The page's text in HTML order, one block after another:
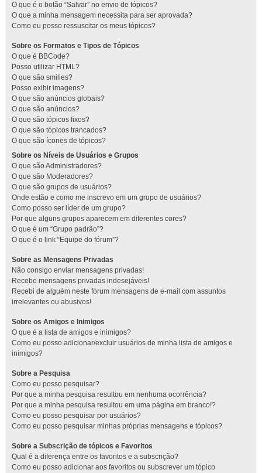
O que é o botão “Salvar” no envio de tópicos?
O que a minha mensagem necessita para ser aprovada?
Como eu posso ressuscitar os meus tópicos?
Sobre os Formatos e Tipos de Tópicos
O que é BBCode?
Posso utilizar HTML?
O que são smilies?
Posso exibir imagens?
O que são anúncios globais?
O que são anúncios?
O que são tópicos fixos?
O que são tópicos trancados?
O que são ícones de tópicos?
Sobre os Níveis de Usuários e Grupos
O que são Administradores?
O que são Moderadores?
O que são grupos de usuários?
Onde estão e como me inscrevo em um grupo de usuários?
Como posso ser líder de um grupo?
Por que alguns grupos aparecem em diferentes cores?
O que é um “Grupo padrão”?
O que é o link “Equipe do fórum”?
Sobre as Mensagens Privadas
Não consigo enviar mensagens privadas!
Recebo mensagens privadas indesejáveis!
Recebi de alguém neste fórum mensagens de e-mail com assuntos
irrelevantes ou abusivos!
Sobre os Amigos e Inimigos
O que é a lista de amigos e inimigos?
Como eu posso adicionar/excluir usuários de minha lista de amigos e
inimigos?
Sobre a Pesquisa
Como eu posso pesquisar?
Por que a minha pesquisa resultou em nenhuma ocorrência?
Por que a minha pesquisa resultou em uma página em branco!?
Como eu posso pesquisar por usuários?
Como eu posso pesquisar minhas próprias mensagens e tópicos?
Sobre a Subscrição de tópicos e Favoritos
Qual é a diferença entre os favoritos e a subscrição?
Como eu posso adicionar aos favoritos ou subscrever um tópico